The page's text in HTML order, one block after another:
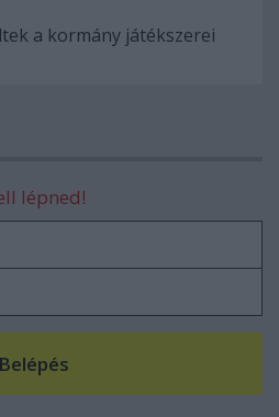
a kormány játékszerei
lépned!